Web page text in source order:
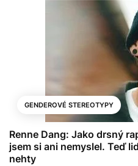
GENDEROVÉ STEREOTYPY
Renne Dang: Jako drsný
jsem si ani nemyslel. Teď
nehty